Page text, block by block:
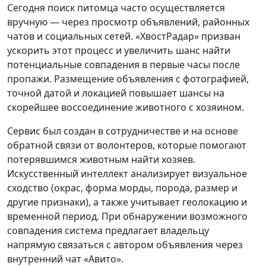
Сегодня поиск питомца часто осуществляется
вручную — через просмотр объявлений, районных
чатов и социальных сетей. «ХвостРадар» призван
ускорить этот процесс и увеличить шанс найти
потенциальные совпадения в первые часы после
пропажи. Размещение объявления с фотографией,
точной датой и локацией повышает шансы на
скорейшее воссоединение животного с хозяином.
Сервис был создан в сотрудничестве и на основе
обратной связи от волонтеров, которые помогают
потерявшимся животным найти хозяев.
Искусственный интеллект анализирует визуальное
сходство (окрас, форма морды, порода, размер и
другие признаки), а также учитывает геолокацию и
временной период. При обнаружении возможного
совпадения система предлагает владельцу
напрямую связаться с автором объявления через
внутренний чат «Авито».